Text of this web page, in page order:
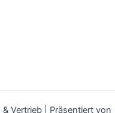
Vertrieb | Präsentiert von